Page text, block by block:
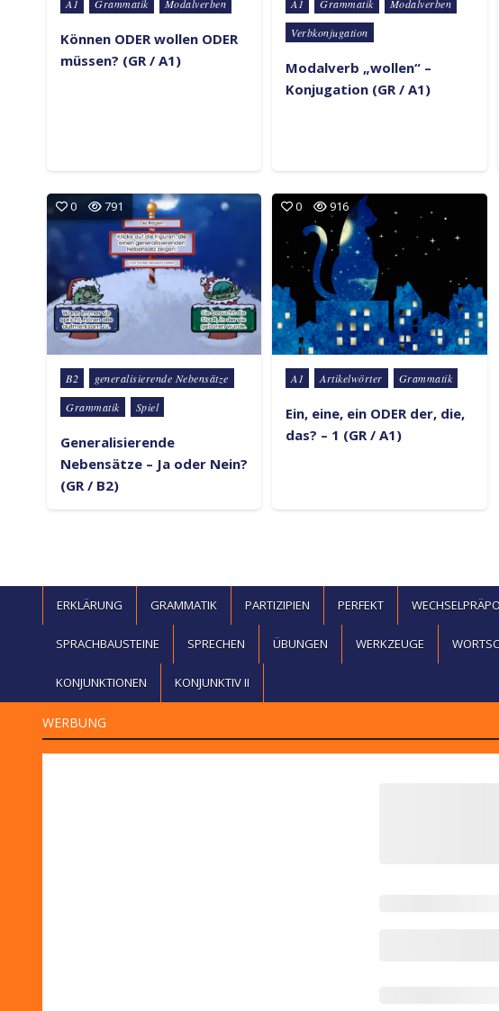
A1 Grammatik Modalverben
Können ODER wollen ODER
müssen? (GR / A1)
A1 Grammatik
Modalverben
Verbkonjugation
Modalverb „wollen“ –
Konjugation (GR / A1)
0 791
Posted in
B2
generalisierende Nebensätze
Grammatik
Spiel
Generalisierende
Nebensätze – Ja oder Nein?
(GR / B2)
0 916
Posted in
A1 Artikelwörter Grammatik
Ein, eine, ein ODER der, die,
das? – 1 (GR / A1)
ERKLÄRUNG GRAMMATIK PARTIZIPIEN PERFEKT
SPRACHBAUSTEINE SPRECHEN ÜBUNGEN WERKZEUGE
KONJUNKTIONEN KONJUNKTIV II
WERBUNG